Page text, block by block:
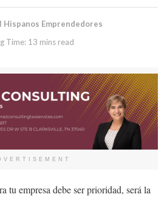
Hispanos Emprendedores
Time: 13 mins read
tu empresa debe ser prioridad, será la